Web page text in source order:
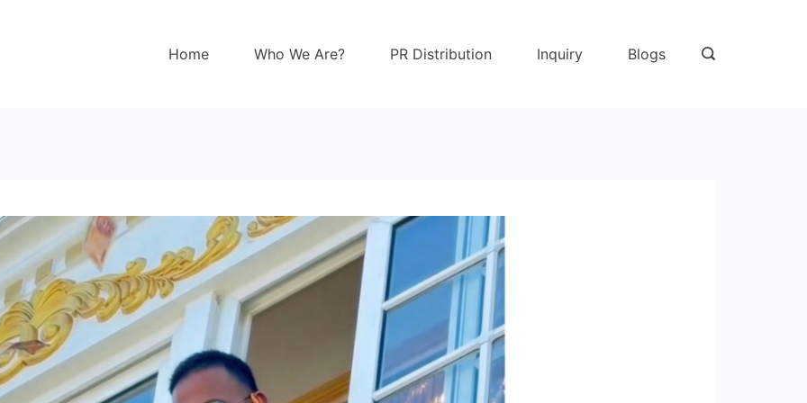
Home Who We Are? PR Distribution Inquiry Blogs